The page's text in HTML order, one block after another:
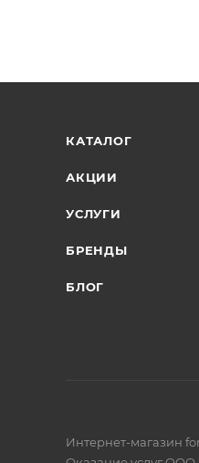
КАТАЛОГ
АКЦИИ
УСЛУГИ
БРЕНДЫ
БЛОГ
Интернет-магазин